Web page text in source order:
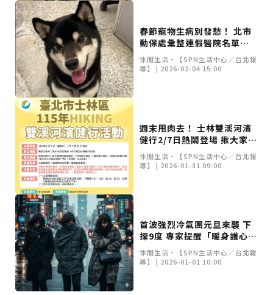
套急診檢傷系統
世足》姆巴佩梅開二度破隊史紀錄 法國3比1擊敗塞內
加爾奪世界盃開門紅
搶攻端午連假人潮 臺北天文館推銀河特展與免費劇場搶
客
台中》萬豐國小奪少棒全國冠軍 赴美參賽盼各界正視
500萬經費缺口
蕭美琴視察帛琉Malakal島開發計畫 盼深化台帛水產與
醫療合作
婦人眼角冒水皰確診帶狀皰疹 臺中醫院跨科即時診治化
解失明與腦炎危機
參山處「梨山原民歌舞與工藝體驗」6月登場 結合永續
觀光推深度部落旅遊
台中》中央挹注逾8成！蔡其昌爭取4980萬 翻新清水五
權路道路與人行步道
智慧科技解救護士的腿！中山醫大與仁寶攜手「送藥機
器人」月省醫護120公里步程
台北》污水廠變身都市綠洲！內湖運動公園全新戲水區
盛大開放 智慧預約環教體驗
嘉義》搶攻端午親子商機！嘉義縣推「沉浸式角色扮
演」 邀學童化身小海盜、建築職人全台放電
阿里山精品咖啡香 成為端午與暑假深度旅遊新亮點
臺中甩「六都第一胖」稱號！「2026台中星燃計畫」啟
動 祭150萬獎金邀市民健康減重
跨界解密「健康一體」 科博館、國衛院特展登場 手機
化身探險工具自主解謎
活潑親切打破失智框架！日王牌業務丹野智文抗病13
年，靠「第二大腦」獨自來台分享生命淚水
國際保育盛事首移師亞洲 Joint TAG全球專家會議臺北
登場
綠營中投參選人合體 拋「中投新市鎮」 交通與醫療跨
域治理成焦點
夜市變廟會！山邊媽、旱溪媽、大庄媽三媽首度齊巡逢
甲 萬人爭躦轎底響徹夜空
MLB》鄧愷威6局飆6K完封小熊奪第3勝！宰制力複製
「王建民建仔旋風」引爆世代傳承鐵觀音節政大登場 結合大文山友善食農與地方創生
臺德技職教育深層對話！德國Walther Rathenau師生
造訪大安高工 體驗端午文化與前瞻工業實作
迎端午、抗酷暑！臺中盛夏水域系列活動本周六起兩地
開划
課堂搬到菜市場！北市13校「游於藝」成果展 導覽小
尖兵用藝術「說」出千年風俗
20年淬鍊！貓空纜車運量突破4,000萬人次 「天空綠
春節寵物生病別發愁！ 北市
動保處彙整連假醫院名單助
毛孩平安過好年
休閒生活•【SPN生活中心／台北報
導】 | 2026-02-04 15:00
週末甩肉去！ 士林雙溪河濱
健行2/7日熱鬧登場 揪大家活
力開走
休閒生活•【SPN生活中心／台北報
導】 | 2026-01-31 09:00
首波強烈冷氣團元旦來襲 下
探9度 專家提醒「暖身護心」
關鍵
休閒生活•【SPN生活中心／台北報
導】 | 2026-01-01 10:00